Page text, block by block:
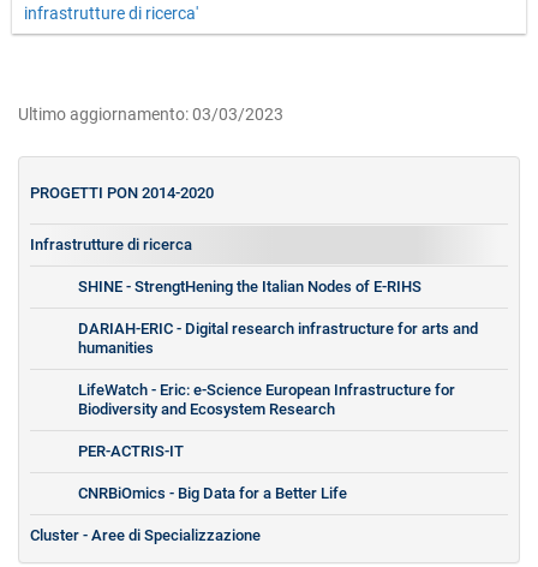
infrastrutture di ricerca'
Ultimo aggiornamento: 03/03/2023
PROGETTI PON 2014-2020
Infrastrutture di ricerca
SHINE - StrengtHening the Italian Nodes of E-RIHS
DARIAH-ERIC - Digital research infrastructure for arts and
humanities
LifeWatch - Eric: e-Science European Infrastructure for
Biodiversity and Ecosystem Research
PER-ACTRIS-IT
CNRBiOmics - Big Data for a Better Life
Cluster - Aree di Specializzazione